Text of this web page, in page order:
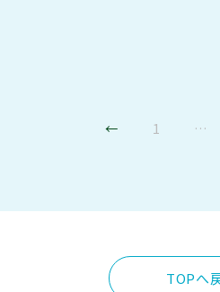
← 1 …
TOPへ